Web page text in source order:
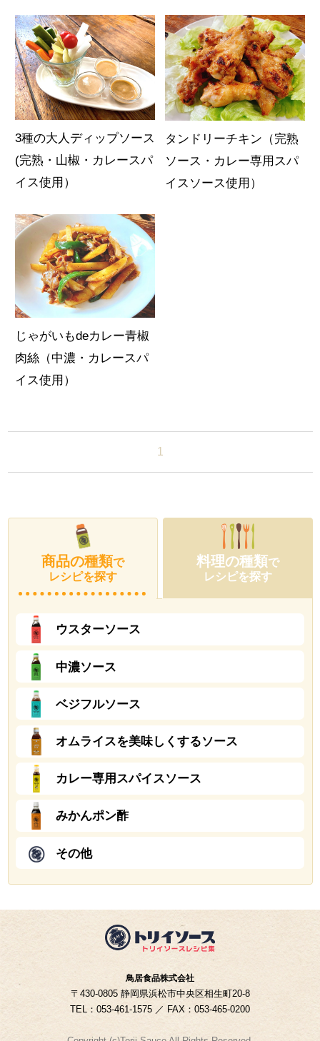
商品の種類で
レシピを探す
料理の種類で
レシピを探す
ウスターソース
中濃ソース
ベジフルソース
オムライスを美味しくするソース
カレー専用スパイスソース
みかんポン酢
その他
3種の大人ディップソース
(完熟・山椒・カレースパ
イス使用）
タンドリーチキン（完熟
ソース・カレー専用スパ
イスソース使用）
じゃがいもdeカレー青椒
肉絲（中濃・カレースパ
イス使用）
1
鳥居食品株式会社
〒430-0805 静岡県浜松市中央区相生町20-8
TEL：053-461-1575 ／ FAX：053-465-0200